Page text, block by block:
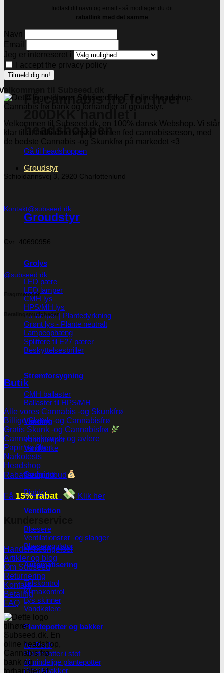
Få cannabis frø for hver
200DKK handlet i
headshoppen
Gå til headshoppen
Groudstyr
Groudstyr
Grolys
LED pære
LED lamper
CMH lys
HPS/MH lys
T5 lamper | Plantedyrkning
Grønt lys - Plante neutralt
Lampeophæng
Splittere til E27 pærer
Beskyttelsesbriller
Strømforsygning
CMH ballaster
Ballaster til HPS/MH
Vanding
Vandpumper
Vandtanke
Gødning
Biobizz
Ventilation
Blæsere
Ventilationsrør -og slanger
Blæseregulator
Automatisering
Tidskontrol
Klimakontrol
Lys skinner
Vandkølere
Plantepotter og bakker
Air-Pot®
Plantepotter i stof
Almindelige plantepotter
Plastikbakker
Indtast dit navn og email - så modtager du dit
rabatlink med det samme
Navn
Email
Jeg er interreseret i
I accept the privacy policy
til Subseed.dk
Velkommen til Subseed.dk, en 100% dansk Webshop. Vi står
klar til at indfri dine ønsker om en fed cannabissæson, med
de bedste Cannabis -og Skunkfrø på markedet <3
Schioldannsvej 3, 2920 Charlottenlund
Kontakt@subseed.dk
Cvr: 40690956
@subseed.dk
Fragtmetoder
Betalingsmuligheder
Butik
Alle vores Cannabis -og Skunkfrø
Billige Skunk -og Cannabisfrø
Gratis Skunk -og Cannabisfrø
Cannabis brands og avlere
Papir og filter
Narkotests
Headshop
Rabatter og tilbud
Få 15% rabat Klik her
Handelsbetingelser
Artikler og blog
Om Subseed
Returnering
Kontakt
Betaling
FAQ